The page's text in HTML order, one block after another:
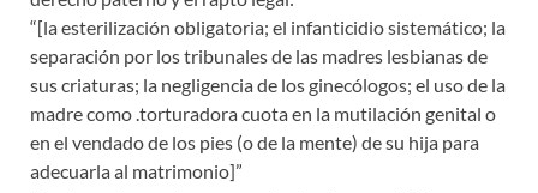
“[la esterilización obligatoria; el infanticidio sistemático; la
separación por los tribunales de las madres lesbianas de
sus criaturas; la negligencia de los ginecólogos; el uso de la
madre como .torturadora cuota en la mutilación genital o
en el vendado de los pies (o de la mente) de su hija para
adecuarla al matrimonio]”